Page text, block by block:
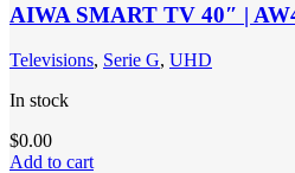
AIWA SMART TV 40″ |
Televisions, Serie G, UHD
In stock
$0.00
Add to cart